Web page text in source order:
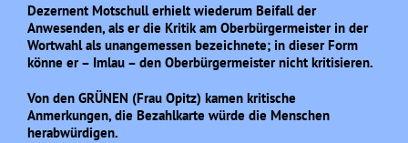
Dezernent Motschull erhielt wiederum Beifall der
Anwesenden, als er die Kritik am Oberbürgermeister in der
Wortwahl als unangemessen bezeichnete; in dieser Form
könne er – Imlau – den Oberbürgermeister nicht kritisieren.
Von den GRÜNEN (Frau Opitz) kamen kritische
Anmerkungen, die Bezahlkarte würde die Menschen
herabwürdigen.